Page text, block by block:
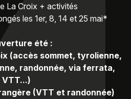
La Croix + activités
les 1er, 8, 14 et 25 mai*
été :
(accès sommet, tyrolienne,
randonnée, via ferrata,
VTT...)
(VTT et randonnée)